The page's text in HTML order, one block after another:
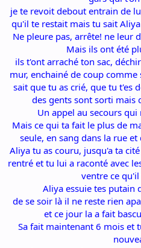
je te revoit debout entrain de
qu'il te restait mais tu sait
Ne pleure pas, arrête! ne leur
Mais ils ont été
ils t'ont arraché ton sac,
mur, enchainé de coup
sait que tu as crié, que tu t'es
des gents sont sorti mais
Un appel au secours
Mais ce qui ta fait le plus de
seule, en sang dans la rue
Aliya tu as couru, jusqu'a ta
rentré et tu lui a raconté avec
ventre ce
Aliya essuie tes putain
de se soir là il ne reste rien
et ce jour la a fait
Sa fait maintenant 6 mois et